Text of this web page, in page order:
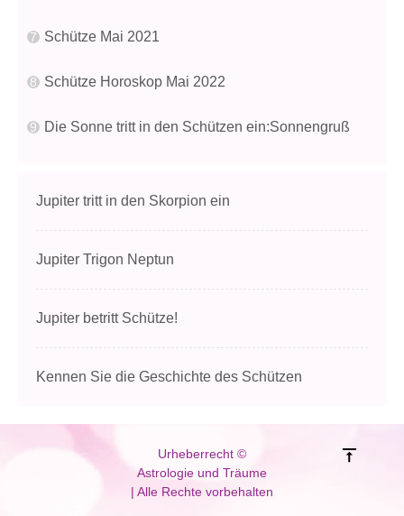
Schütze Mai 2021
Schütze Horoskop Mai 2022
Die Sonne tritt in den Schützen ein:Sonnengruß
Jupiter tritt in den Skorpion ein
Jupiter Trigon Neptun
Jupiter betritt Schütze!
Kennen Sie die Geschichte des Schützen
Urheberrecht ©
Astrologie und Träume
| Alle Rechte vorbehalten